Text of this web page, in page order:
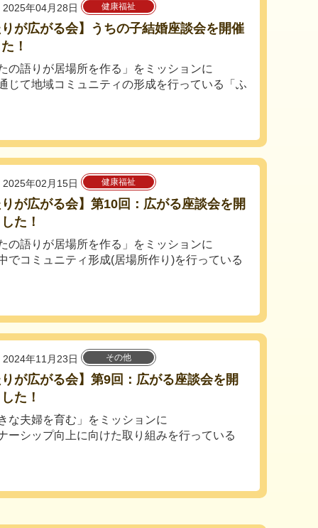
2025年04月28日 健康福祉
りが広がる会】うちの子結婚座談会を開催
！
の語りが居場所を作る」をミッションに
じて地域コミュニティの形成を行っている「ふ
2025年02月15日 健康福祉
りが広がる会】第10回：広がる座談会を開
た！
の語りが居場所を作る」をミッションに
でコミュニティ形成(居場所作り)を行っている
2024年11月23日 その他
りが広がる会】第9回：広がる座談会を開
た！
な夫婦を育む」をミッションに
ーシップ向上に向けた取り組みを行っている